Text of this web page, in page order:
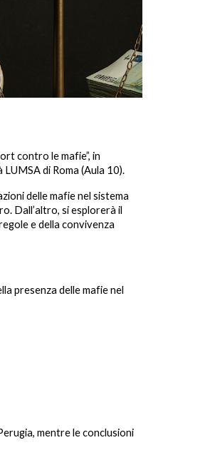
contro le mafie”, in
di Roma (Aula 10).
delle mafie nel sistema
Dall’altro, si esplorerà il
e della convivenza
presenza delle mafie nel
mentre le conclusioni